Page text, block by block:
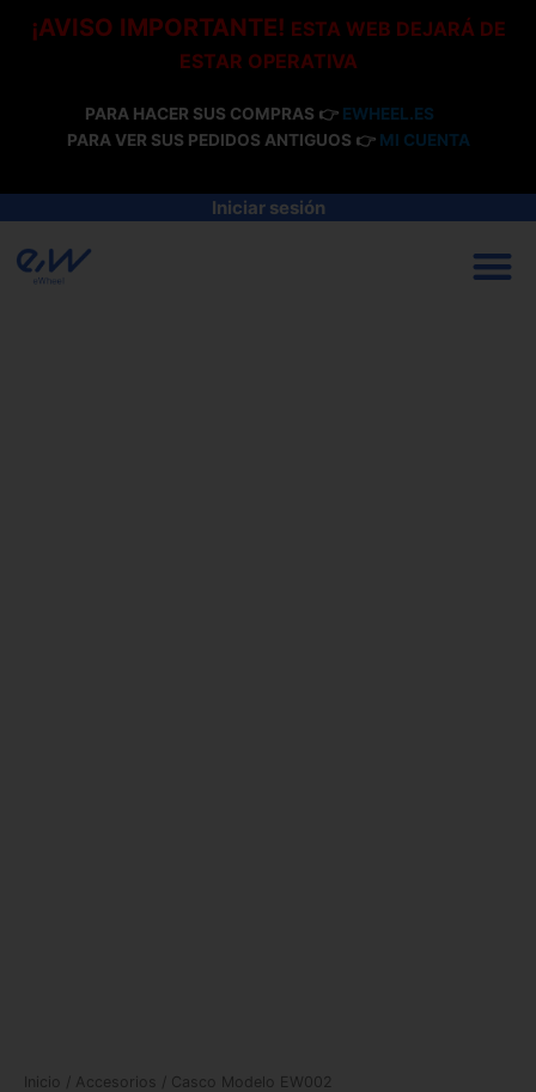
¡AVISO IMPORTANTE! ESTA WEB DEJARÁ DE
ESTAR OPERATIVA
PARA HACER SUS COMPRAS 👉 EWHEEL.ES
PARA VER SUS PEDIDOS ANTIGUOS 👉 MI CUENTA
Iniciar sesión
Inicio / Accesorios / Casco Modelo EW002